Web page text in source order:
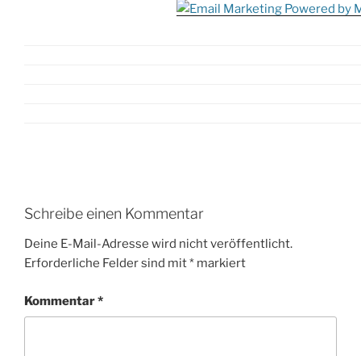
Schreibe einen Kommentar
Deine E-Mail-Adresse wird nicht veröffentlicht.
Erforderliche Felder sind mit* markiert
Kommentar*